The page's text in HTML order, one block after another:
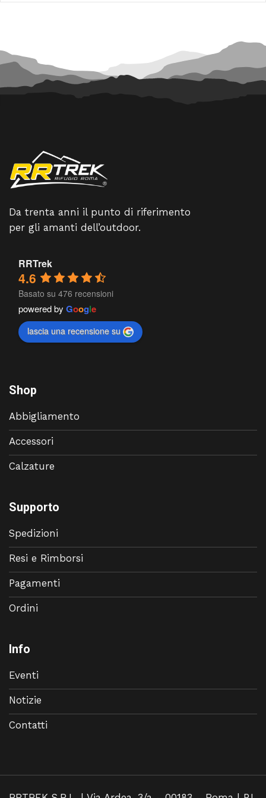
Da trenta anni il punto di riferimento
per gli amanti dell’outdoor.
RRTrek
4.6
Basato su 476 recensioni
powered by Google
lascia una recensione su
Shop
Abbigliamento
Accessori
Calzature
Supporto
Spedizioni
Resi e Rimborsi
Pagamenti
Ordini
Info
Eventi
Notizie
Contatti